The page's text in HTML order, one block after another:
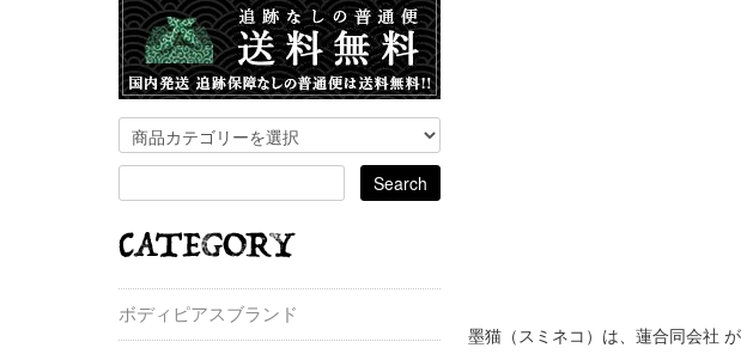
墨猫（スミネコ）は、蓮合同会社
ボディピアスブランド